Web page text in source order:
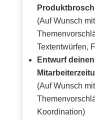
(Auf Wunsch
Textentwürfen,
Entwurf
(Auf Wunsch
Koordination)